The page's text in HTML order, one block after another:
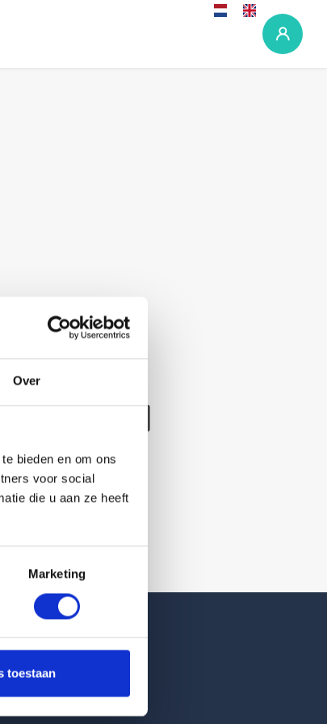
Over
bieden en om ons
voor social
die u aan ze heeft
Marketing
toestaanReviews